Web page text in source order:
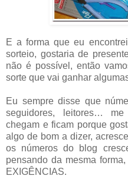
E a forma que eu
sorteio, gostaria de
não é possível, então
sorte que vai ganhar
Eu sempre disse que
seguidores, leitores…
chegam e ficam porque
algo de bom a dizer,
os números do blog
pensando da mesma
EXIGÊNCIAS.